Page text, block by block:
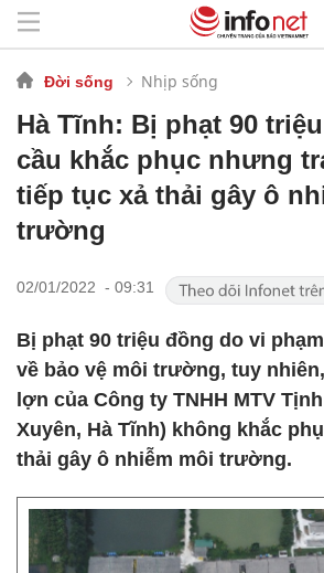
Đời sống Nhịp sống
Hà Tĩnh: Bị phạt 90
cầu khắc phục nhưng
tiếp tục xả thải gây ô
trường
02/01/2022 - 09:31
Bị phạt 90 triệu đồng do vi
về bảo vệ môi trường, tuy
lợn của Công ty TNHH MTV
Xuyên, Hà Tĩnh) không khắc
thải gây ô nhiễm môi trường.